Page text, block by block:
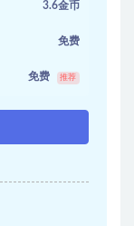
3.6金币
免费
免费 推荐